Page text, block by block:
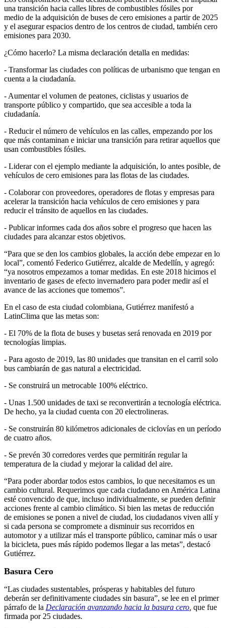
una transición hacia calles libres de combustibles fósiles por
medio de la adquisición de buses de cero emisiones a partir de 2025
y el asegurar espacios dentro de los centros de ciudad, también cero
emisiones para 2030.
¿Cómo hacerlo? La misma declaración detalla en medidas:
- Transformar las ciudades con políticas de urbanismo que tengan en
cuenta a la ciudadanía.
- Aumentar el volumen de peatones, ciclistas y usuarios de
transporte público y compartido, que sea accesible a toda la
ciudadanía.
- Reducir el número de vehículos en las calles, empezando por los
que más contaminan e iniciar una transición para retirar aquellos que
usan combustibles fósiles.
- Liderar con el ejemplo mediante la adquisición, lo antes posible, de
vehículos de cero emisiones para las flotas de las ciudades.
- Colaborar con proveedores, operadores de flotas y empresas para
acelerar la transición hacia vehículos de cero emisiones y para
reducir el tránsito de aquellos en las ciudades.
- Publicar informes cada dos años sobre el progreso que hacen las
ciudades para alcanzar estos objetivos.
“Para que se den los cambios globales, la acción debe empezar en lo
local”, comentó Federico Gutiérrez, alcalde de Medellín, y agregó:
“ya nosotros empezamos a tomar medidas. En este 2018 hicimos el
inventario de gases de efecto invernadero para poder medir así el
avance de las acciones que tomemos”.
En el caso de esta ciudad colombiana, Gutiérrez manifestó a
LatinClima que las metas son:
- El 70% de la flota de buses y busetas será renovada en 2019 por
tecnologías limpias.
- Para agosto de 2019, las 80 unidades que transitan en el carril solo
bus cambiarán de gas natural a electricidad.
- Se construirá un metrocable 100% eléctrico.
- Unas 1.500 unidades de taxi se reconvertirán a tecnología eléctrica.
De hecho, ya la ciudad cuenta con 20 electrolineras.
- Se construirán 80 kilómetros adicionales de ciclovías en un período
de cuatro años.
- Se prevén 30 corredores verdes que permitirán regular la
temperatura de la ciudad y mejorar la calidad del aire.
“Para poder abordar todos estos cambios, lo que necesitamos es un
cambio cultural. Requerimos que cada ciudadano en América Latina
esté convencido de que, incluso individualmente, se pueden definir
acciones frente al cambio climático. Si bien las metas de reducción
de emisiones se ponen a nivel de ciudad, los ciudadanos viven allí y
si cada persona se compromete a disminuir sus recorridos en
automotor y a utilizar más el transporte público, caminar más o usar
la bicicleta, pues más rápido podemos llegar a las metas”, destacó
Gutiérrez.
Basura Cero
“Las ciudades sustentables, prósperas y habitables del futuro
deberán ser definitivamente ciudades sin basura”, se lee en el primer
párrafo de la Declaración avanzando hacia la basura cero que fue
firmada por 25 ciudades.